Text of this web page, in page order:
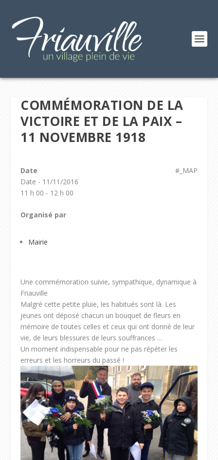
COMMÉMORATION DE LA
VICTOIRE ET DE LA PAIX –
11 NOVEMBRE 1918
#_MAP
Date
Date - 11/11/2016
11 h 00 - 12 h 00
Organisé par
Mairie
Une commémoration suivie, sympathique, dynamique à
Friauville
Malgré cette petite pluie, les habitués sont là. Les
jeunes ont déposé chacun un bouquet de fleurs en
mémoire de toutes celles et ceux qui ont donné de leur
vie, de leurs blessures de leurs souffrances …
Un moment indispensable pour ne pas répéter les
erreurs et les horreurs du passé !